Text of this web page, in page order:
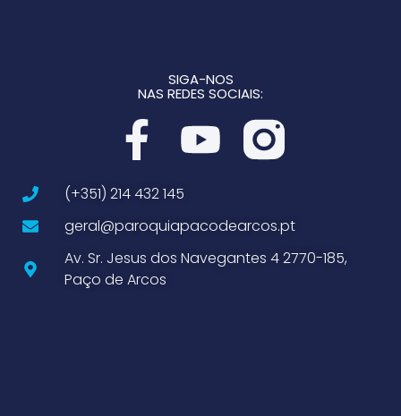
SIGA-NOS
NAS REDES SOCIAIS:
(+351) 214 432 145
geral@paroquiapacodearcos.pt
Av. Sr. Jesus dos Navegantes 4 2770-185,
Paço de Arcos